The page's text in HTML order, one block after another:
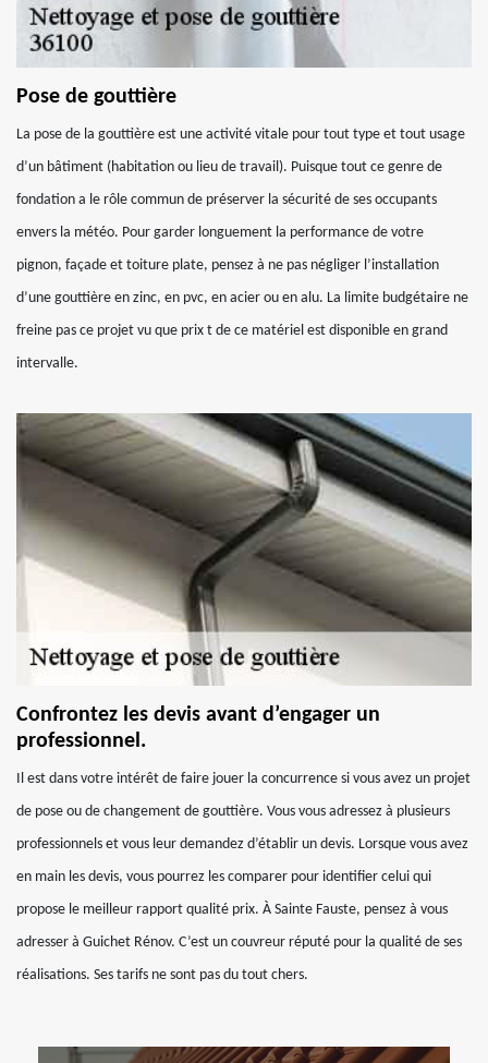
Pose de gouttière
La pose de la gouttière est une activité vitale pour tout type et tout usage
d’un bâtiment (habitation ou lieu de travail). Puisque tout ce genre de
fondation a le rôle commun de préserver la sécurité de ses occupants
envers la météo. Pour garder longuement la performance de votre
pignon, façade et toiture plate, pensez à ne pas négliger l’installation
d’une gouttière en zinc, en pvc, en acier ou en alu. La limite budgétaire ne
freine pas ce projet vu que prix t de ce matériel est disponible en grand
intervalle.
Confrontez les devis avant d’engager un
professionnel.
Il est dans votre intérêt de faire jouer la concurrence si vous avez un projet
de pose ou de changement de gouttière. Vous vous adressez à plusieurs
professionnels et vous leur demandez d’établir un devis. Lorsque vous avez
en main les devis, vous pourrez les comparer pour identifier celui qui
propose le meilleur rapport qualité prix. À Sainte Fauste, pensez à vous
adresser à Guichet Rénov. C’est un couvreur réputé pour la qualité de ses
réalisations. Ses tarifs ne sont pas du tout chers.